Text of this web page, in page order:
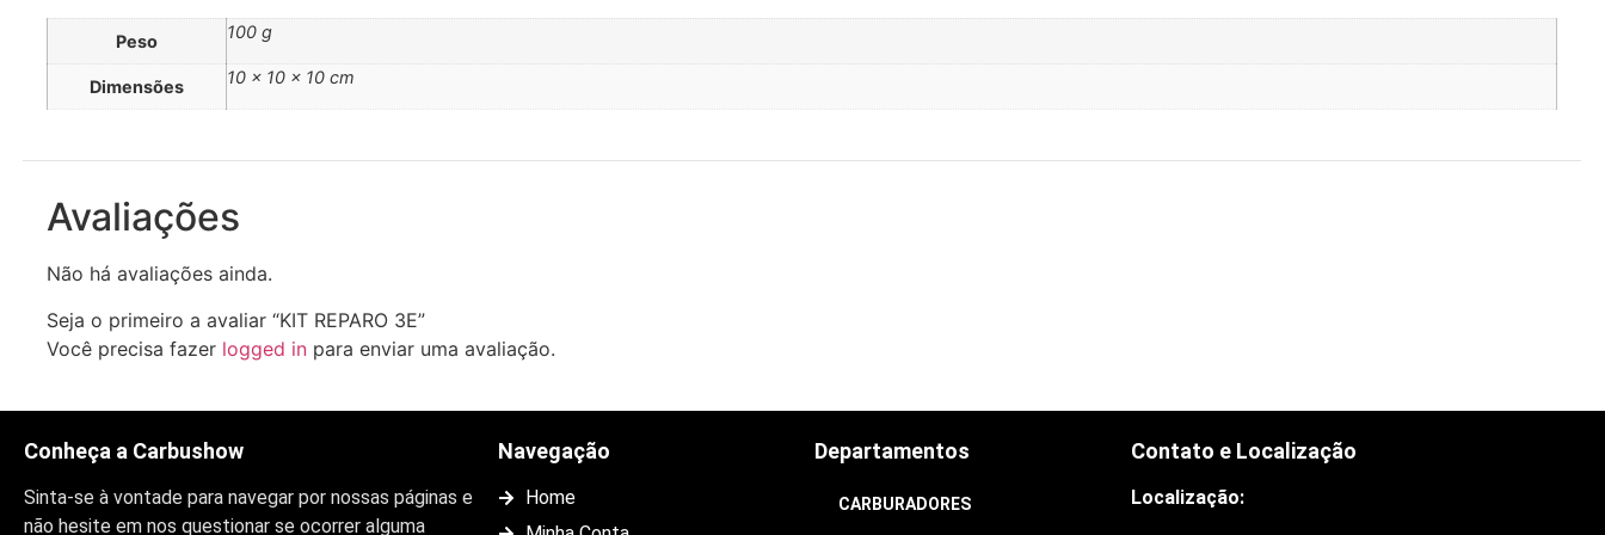
Peso 100 g
Dimensões 10 × 10 × 10 cm
Avaliações
Não há avaliações ainda.
Seja o primeiro a avaliar “KIT REPARO 3E”
Você precisa fazer logged in para enviar uma avaliação.
Conheça a Carbushow
Sinta-se à vontade para navegar por nossas páginas e
não hesite em nos questionar se ocorrer alguma
Navegação
Home
Departamentos
CARBURADORES
Contato e Localização
Localização: